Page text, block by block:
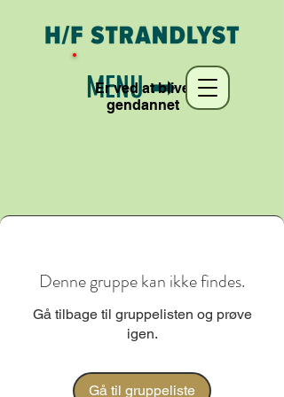
MENU ➡︎
Er ved at blive
gendannet
Denne gruppe kan ikke findes.
Gå tilbage til gruppelisten og prøve
igen.
Gå til gruppeliste